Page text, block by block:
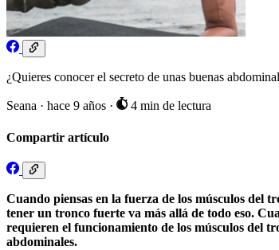
¿Quieres conocer el secreto de unas buenas
Seana · hace 9 años · 4 min de lectura
Compartir artículo
Cuando piensas en la fuerza de los músculos del
tener un tronco fuerte va más allá de todo eso.
requieren el funcionamiento de los músculos del
abdominales.